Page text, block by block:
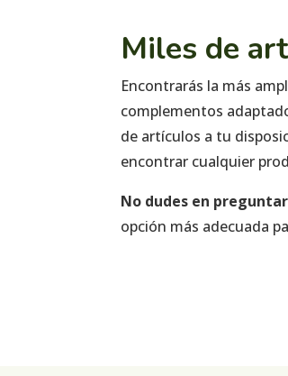
Miles de
Encontrarás la más
complementos
de artículos a tu
encontrar cualquier
No dudes en
opción más adecuada